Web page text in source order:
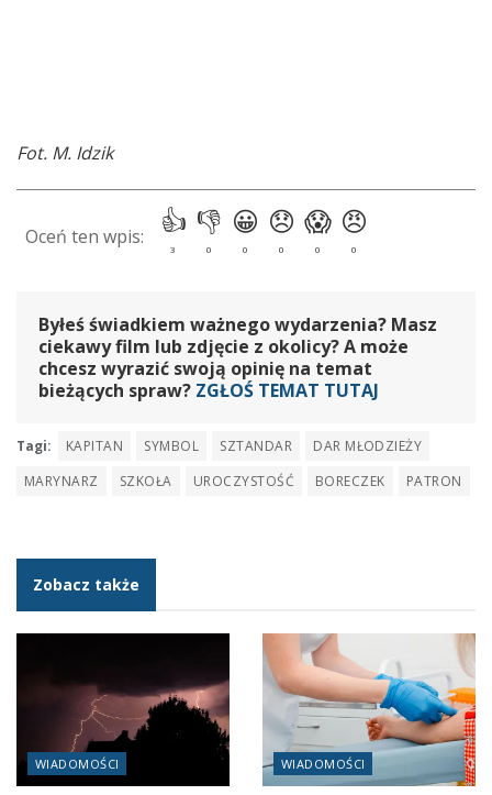
Fot. M. Idzik
Byłeś świadkiem ważnego wydarzenia? Masz
ciekawy film lub zdjęcie z okolicy? A może
chcesz wyrazić swoją opinię na temat
bieżących spraw? ZGŁOŚ TEMAT TUTAJ
Tagi: KAPITAN SYMBOL SZTANDAR
DAR MŁODZIEŻY
MARYNARZ
SZKOŁA UROCZYSTOŚĆ BORECZEK PATRON
Zobacz także
WIADOMOŚCI WIADOMOŚCI